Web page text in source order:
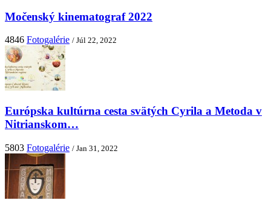
Močenský kinematograf 2022
4846 Fotogalérie / Júl 22, 2022
Európska kultúrna cesta svätých Cyrila a Metoda v
Nitrianskom…
5803 Fotogalérie / Jan 31, 2022